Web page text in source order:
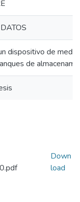
dispositivo de
de
Down
load